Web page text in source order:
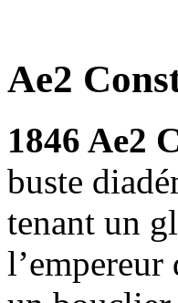
Ae2
1846 Ae2
buste
tenant un